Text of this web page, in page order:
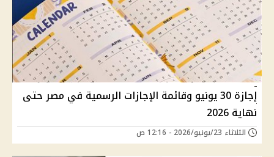
إجازة 30 يونيو وقائمة الإجازات الرسمية في مصر حتى
نهاية 2026
الثلاثاء 23/يونيو/2026 - 12:16 ص